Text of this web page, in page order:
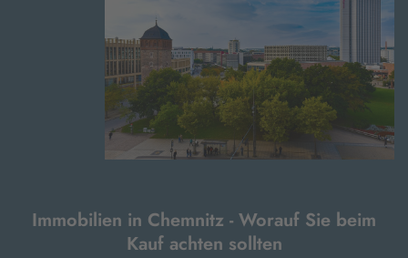
Immobilien in Chemnitz - Worauf Sie beim
Kauf achten sollten